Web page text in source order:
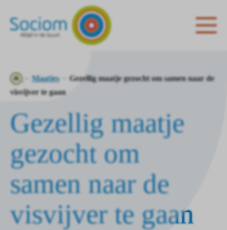
Ga
naar
homepagina
Maatjes
Gezellig maatje gezocht om samen naar de
visvijver te gaan
Gezellig maatje
gezocht om
samen naar de
visvijver te gaan